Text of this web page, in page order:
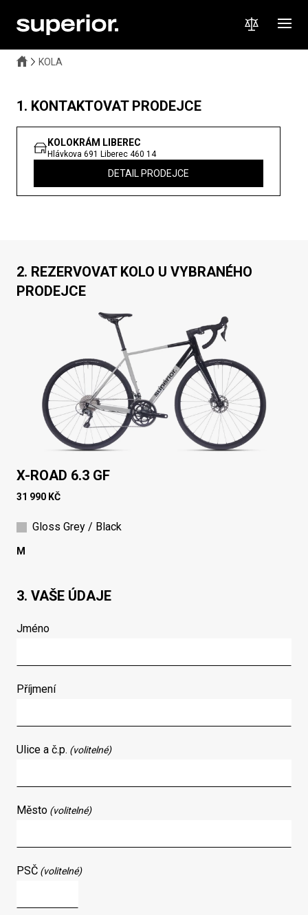
KOLA
1. KONTAKTOVAT PRODEJCE
KOLOKRÁM LIBEREC
Hlávkova 691 Liberec 460 14
DETAIL PRODEJCE
2. REZERVOVAT KOLO U VYBRANÉHO
PRODEJCE
X-ROAD 6.3 GF
31 990 KČ
Gloss Grey / Black
M
3. VAŠE ÚDAJE
Jméno
Příjmení
Ulice a č.p. (volitelné)
Město (volitelné)
PSČ (volitelné)